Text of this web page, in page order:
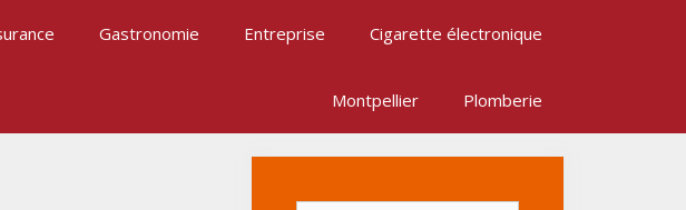
Gastronomie Entreprise Cigarette électronique
Montpellier Plomberie